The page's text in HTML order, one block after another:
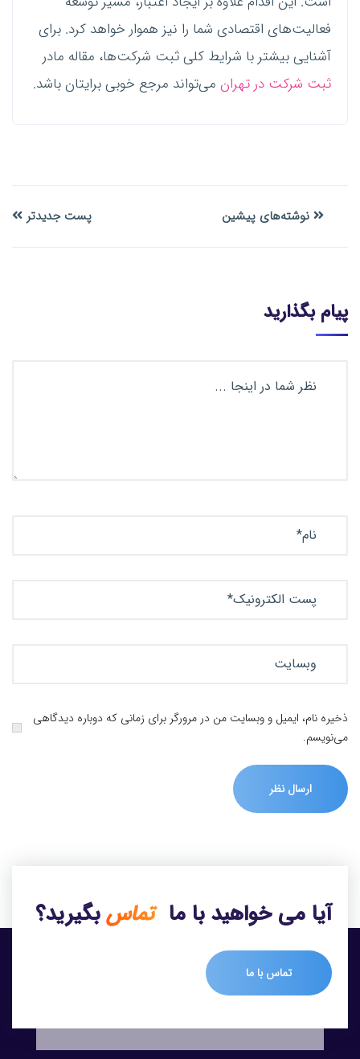
فعالیت‌های اقتصادی شما را نیز هموار خواهد کرد. برای
آشنایی بیشتر با شرایط کلی ثبت شرکت‌ها، مقاله مادر
ثبت شرکت در تهران می‌تواند مرجع خوبی برایتان باشد.
نوشته‌های پیشین پست جدیدتر
پیام بگذارید
ذخیره نام، ایمیل و وبسایت من در مرورگر برای زمانی که دوباره دیدگاهی
می‌نویسم.
آیا می خواهید با ما تماسبگیرید؟
تماس با ما